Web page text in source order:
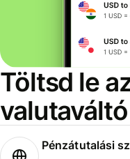
Töltsd le
Pénzátutalási